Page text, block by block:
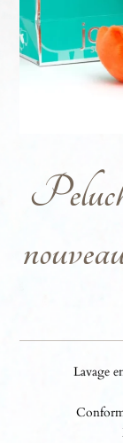
Lavage